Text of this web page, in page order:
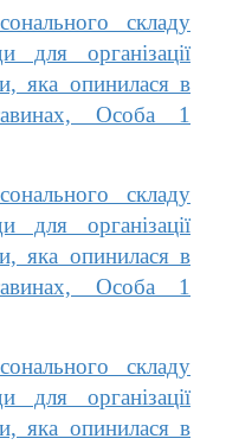
складу
для організації
яка опинилася в
Особа 1
складу
для організації
яка опинилася в
Особа 1
складу
для організації
яка опинилася в